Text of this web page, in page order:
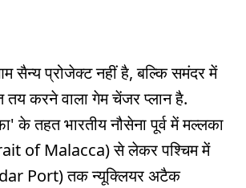
सैन्य प्रोजेक्ट नहीं है, बल्कि समंदर में
तय करने वाला गेम चेंजर प्लान है.
के तहत भारतीय नौसेना पूर्व में मल्लका
of Malacca) से लेकर पश्चिम में
Port) तक न्यूक्लियर अटैक